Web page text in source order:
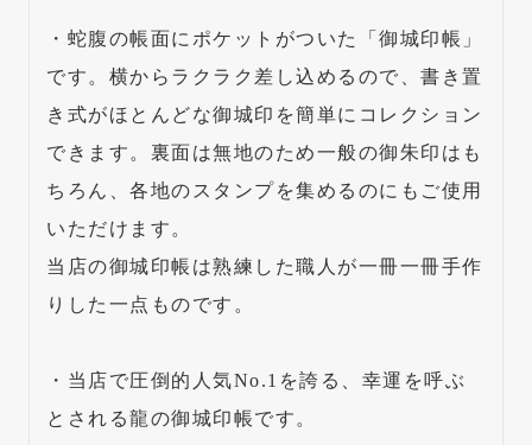
・蛇腹の帳面にポケットがついた「御城印帳」
です。横からラクラク差し込めるので、書き置
き式がほとんどな御城印を簡単にコレクション
できます。裏面は無地のため一般の御朱印はも
ちろん、各地のスタンプを集めるのにもご使用
いただけます。
当店の御城印帳は熟練した職人が一冊一冊手作
りした一点ものです。
・当店で圧倒的人気No.1を誇る、幸運を呼ぶ
とされる龍の御城印帳です。